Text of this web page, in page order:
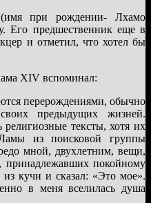
при рождении- Лхамо
Его предшественник еще в
и отметил, что хотел бы
XIV вспоминал:
перерождениями, обычно
предыдущих жизней.
тексты, хотя их
из поисковой группы
мной, двухлетним, вещи,
принадлежавших покойному
кучи и сказал: «Это мое».
в меня вселилась душа